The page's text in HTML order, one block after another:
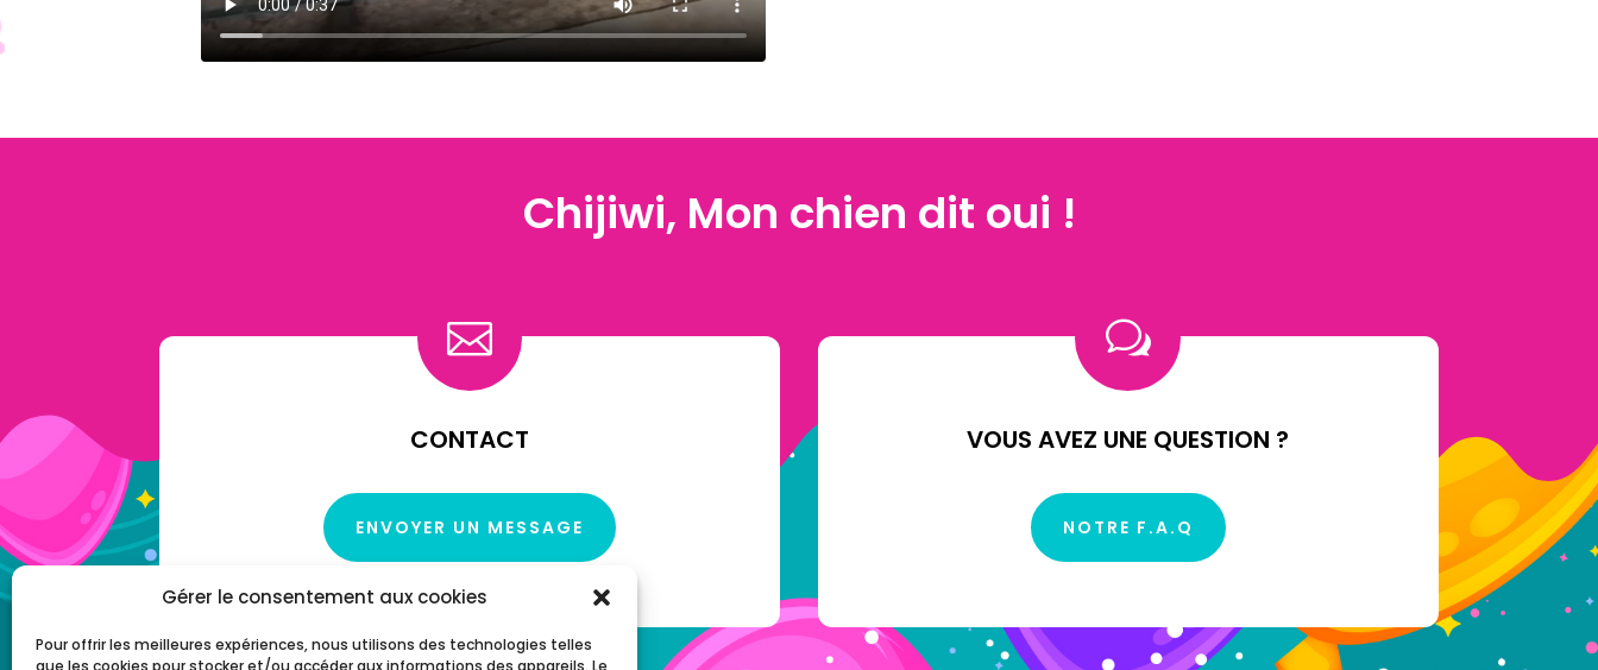
Gérer le consentement aux cookies
Pour offrir les meilleures expériences, nous utilisons des technologies telles
que les cookies pour stocker et/ou accéder aux informations des appareils. Le
Chijiwi, Mon chien dit oui !

CONTACT
ENVOYER UN MESSAGE
w
VOUS AVEZ UNE QUESTION ?
NOTRE F.A.Q